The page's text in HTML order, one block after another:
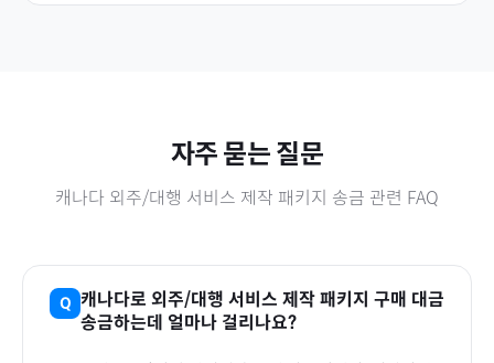
자주 묻는 질문
캐나다 외주/대행 서비스 제작 패키지 송금 관련 FAQ
캐나다로 외주/대행 서비스 제작 패키지 구매 대금
송금하는데 얼마나 걸리나요?